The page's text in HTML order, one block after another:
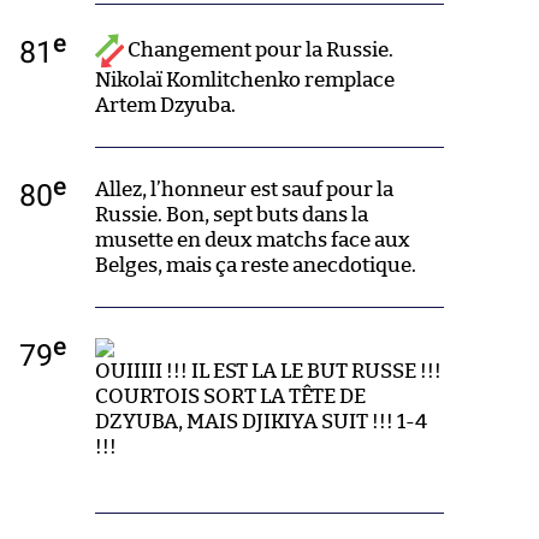
81 e
Changement pour la Russie.
Nikolaï Komlitchenko remplace
Artem Dzyuba.
80e
Allez, l’honneur est sauf pour la
Russie. Bon, sept buts dans la
musette en deux matchs face aux
Belges, mais ça reste anecdotique.
79e
OUIIIII !!! IL EST LA LE BUT RUSSE !!!
COURTOIS SORT LA TÊTE DE
DZYUBA, MAIS DJIKIYA SUIT !!! 1-4
!!!